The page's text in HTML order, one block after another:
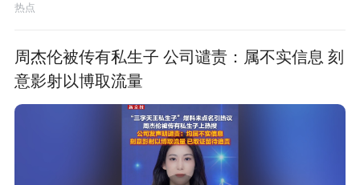
热点
周杰伦被传有私生子 公司谴责：属不实信息 刻
意影射以博取流量